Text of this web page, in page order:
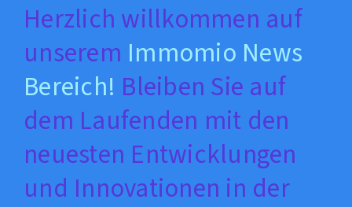
Herzlich willkommen auf
unserem Immomio News
Bereich! Bleiben Sie auf
dem Laufenden mit den
neuesten Entwicklungen
und Innovationen in der